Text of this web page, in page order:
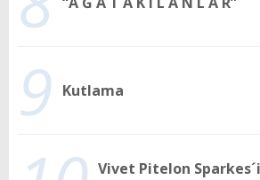
9 Kutlama
Vivet Pitelon